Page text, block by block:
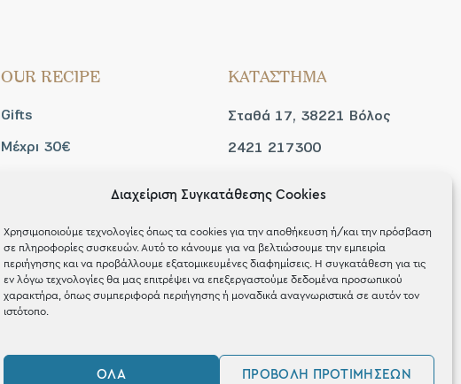
Διαχείριση Συγκατάθεσης Cookies
Χρησιμοποιούμε τεχνολογίες όπως τα cookies για την αποθήκευση ή/και την πρόσβαση
σε πληροφορίες συσκευών. Αυτό το κάνουμε για να βελτιώσουμε την εμπειρία
περιήγησης και να προβάλλουμε εξατομικευμένες διαφημίσεις. Η συγκατάθεση για τις
εν λόγω τεχνολογίες θα μας επιτρέψει να επεξεργαστούμε δεδομένα προσωπικού
χαρακτήρα, όπως συμπεριφορά περιήγησης ή μοναδικά αναγνωριστικά σε αυτόν τον
ιστότοπο.
ΌΛΑ ΠΡΟΒΟΛΉ ΠΡΟΤΙΜΉΣΕΩΝ
OUR RECIPE
Gifts
Μέχρι 30€
ΚΑΤΑΣΤΗΜΑ
Σταθά 17, 38221 Βόλος
2421 217300
Τριτ / Πεμ / Παρ: 09:00 -
21:00